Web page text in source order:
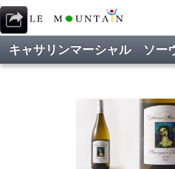
キャサリンマーシャル ソー